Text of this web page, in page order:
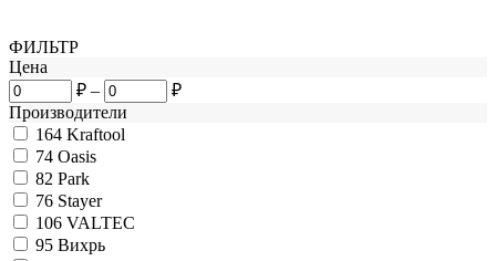
ФИЛЬТР
Цена
₽ –
₽
Производители
164 Kraftool
74 Oasis
82 Park
76 Stayer
106 VALTEC
95 Вихрь